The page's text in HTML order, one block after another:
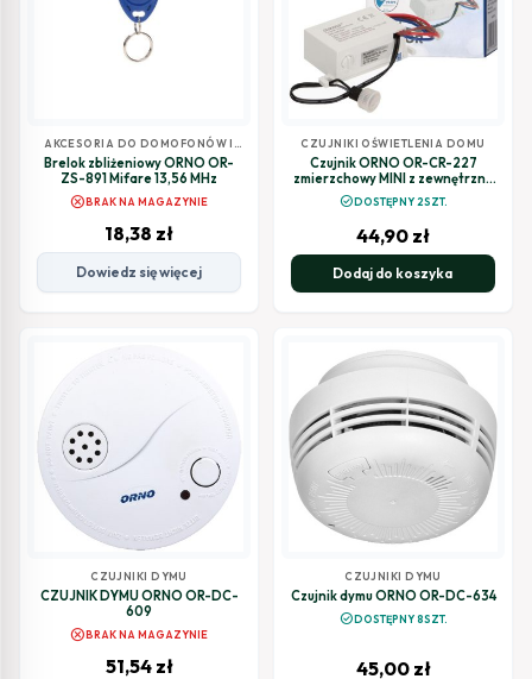
AKCESORIA DO DOMOFONÓW I
WIDEODOMOFONÓW
Brelok zbliżeniowy ORNO OR-
ZS-891 Mifare 13,56 MHz
cancelBRAK NA MAGAZYNIE
18,38 zł
Dowiedz się więcej
CZUJNIKI OŚWIETLENIA DOMU
Czujnik ORNO OR-CR-227
zmierzchowy MINI z zewnętrzną
check_circleDOSTĘPNY 2SZT.
44,90 zł
Dodaj do koszyka
CZUJNIKI DYMU
CZUJNIK DYMU ORNO OR-DC-
609
cancelBRAK NA MAGAZYNIE
51,54 zł
CZUJNIKI DYMU
Czujnik dymu ORNO OR-DC-634
check_circleDOSTĘPNY 8SZT.
45,00 zł